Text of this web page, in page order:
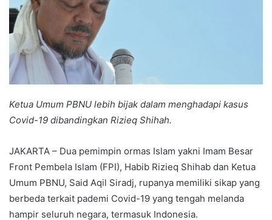
Ketua Umum PBNU lebih bijak dalam menghadapi kasus
Covid-19 dibandingkan Rizieq Shihah.
JAKARTA – Dua pemimpin ormas Islam yakni Imam Besar
Front Pembela Islam (FPI), Habib Rizieq Shihab dan Ketua
Umum PBNU, Said Aqil Siradj, rupanya memiliki sikap yang
berbeda terkait pademi Covid-19 yang tengah melanda
hampir seluruh negara, termasuk Indonesia.